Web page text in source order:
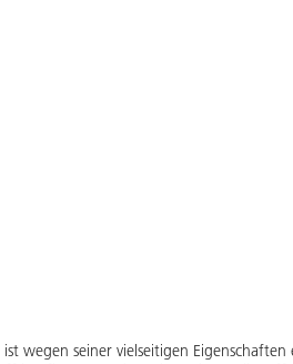
wegen seiner vielseitigen Eigenschaften